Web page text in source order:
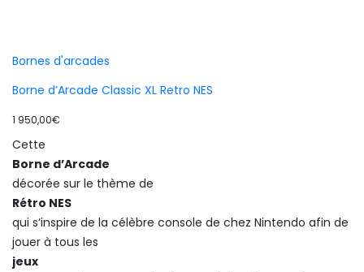
Bornes d'arcades
Borne d’Arcade Classic XL Retro NES
1 950,00€
Cette
Borne d’Arcade
décorée sur le thème de
Rétro NES
qui s’inspire de la célèbre console de chez Nintendo afin de
jouer à tous les
jeux